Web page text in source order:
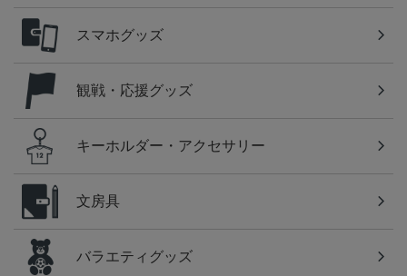
スマホグッズ
観戦・応援グッズ
キーホルダー・アクセサリー
文房具
バラエティグッズ